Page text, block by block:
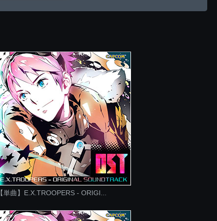
【単曲】E.X.TROOPERS - ORIGI...